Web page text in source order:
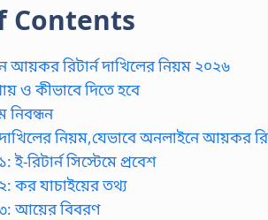
Contents
আয়কর রিটার্ন দাখিলের নিয়ম ২০২৬
ও কীভাবে দিতে হবে
নিবন্ধন
দাখিলের নিয়ম,যেভাবে অনলাইনে আয়কর
ই-রিটার্ন সিস্টেমে প্রবেশ
কর যাচাইয়ের তথ্য
আয়ের বিবরণ